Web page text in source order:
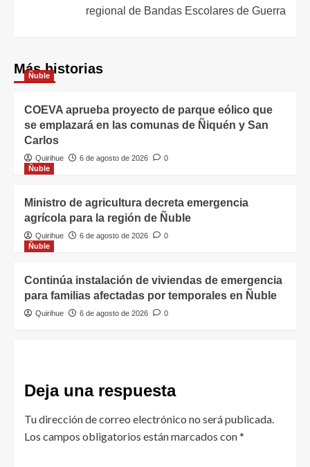
regional de Bandas Escolares de Guerra
Más historias
Ñuble
COEVA aprueba proyecto de parque eólico que
se emplazará en las comunas de Ñiquén y San
Carlos
Quirihue 6 de agosto de 2026
0
Ñuble
Ministro de agricultura decreta emergencia
agrícola para la región de Ñuble
Quirihue 6 de agosto de 2026
0
Ñuble
Continúa instalación de viviendas de emergencia
para familias afectadas por temporales en Ñuble
Quirihue 6 de agosto de 2026 0
Deja una respuesta
Tu dirección de correo electrónico no será publicada.
Los campos obligatorios están marcados con*